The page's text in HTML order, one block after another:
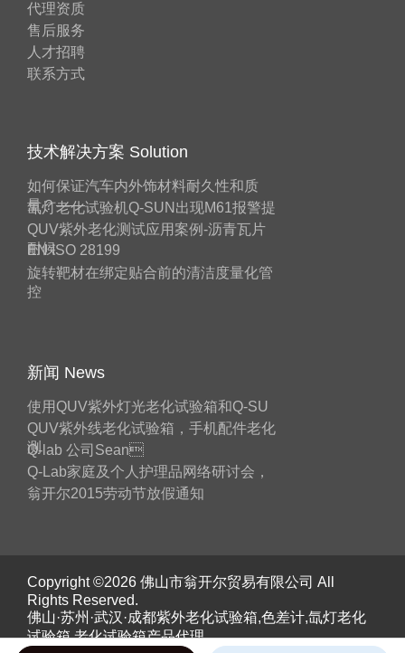
代理资质
售后服务
人才招聘
联系方式
技术解决方案 Solution
如何保证汽车内外饰材料耐久性和质
量？——
氙灯老化试验机Q-SUN出现M61报警提
QUV紫外老化测试应用案例-沥青瓦片
耐候
EN ISO 28199
旋转靶材在绑定贴合前的清洁度量化管
控
新闻 News
使用QUV紫外灯光老化试验箱和Q-SU
QUV紫外线老化试验箱，手机配件老化
测
Q-lab 公司Sean
Q-Lab家庭及个人护理品网络研讨会，
翁开尔2015劳动节放假通知
Copyright ©2026 佛山市翁开尔贸易有限公司 All
Rights Reserved.
佛山·苏州·武汉·成都紫外老化试验箱,色差计,氙灯老化
试验箱,老化试验箱产品代理。